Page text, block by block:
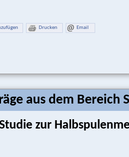
Drucken Email
aus dem Bereich
zur